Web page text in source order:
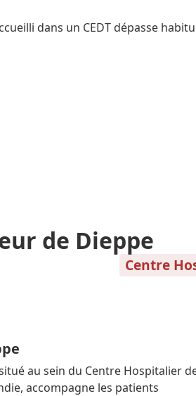
dans un CEDT dépasse
de Dieppe
Centre
au sein du Centre Hospitalier
accompagne les patients